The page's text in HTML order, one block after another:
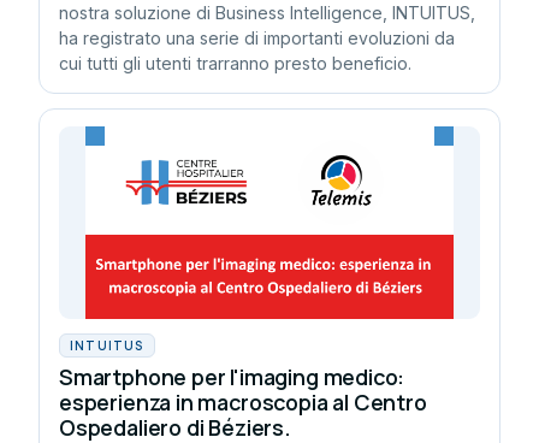
nostra soluzione di Business Intelligence, INTUITUS,
ha registrato una serie di importanti evoluzioni da
cui tutti gli utenti trarranno presto beneficio.
INTUITUS
Smartphone per l'imaging medico:
esperienza in macroscopia al Centro
Ospedaliero di Béziers.